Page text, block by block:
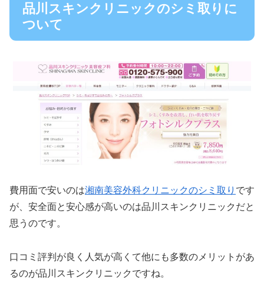
品川スキンクリニックのシミ取りに
ついて
費用面で安いのは湘南美容外科クリニックのシミ取り です
が、安全面と安心感が高いのは品川スキンクリニックだと
思うのです。
口コミ評判が良く人気が高くて他にも多数のメリットがあ
るのが品川スキンクリニックですね。